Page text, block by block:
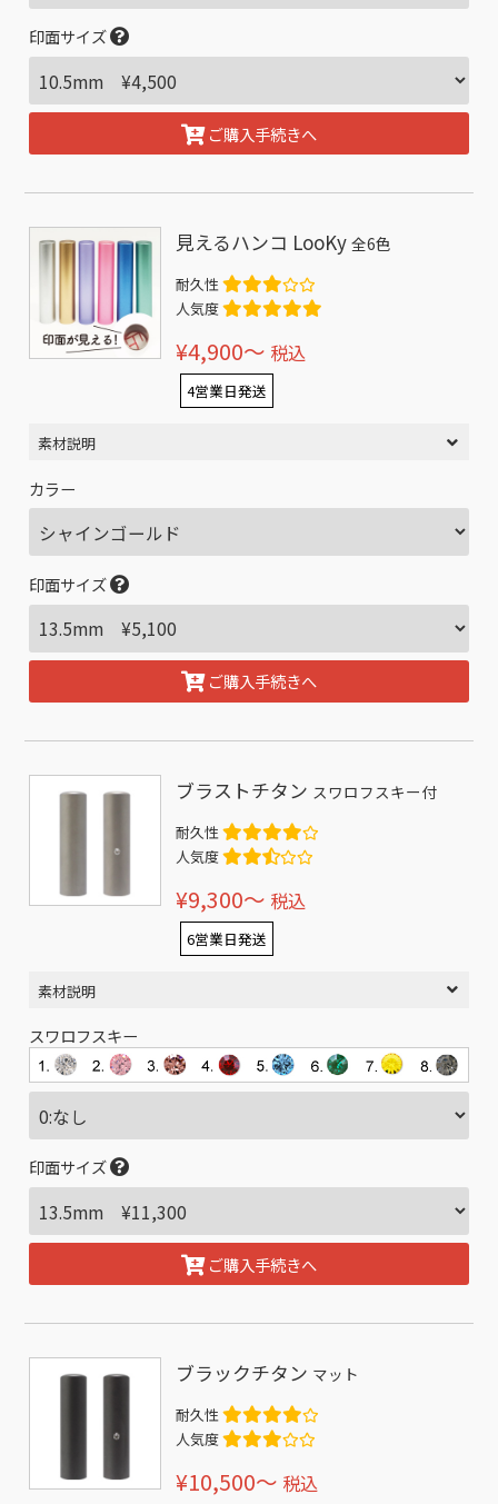
印面サイズ
ご購入手続きへ
見えるハンコ LooKy全6色
耐久性
人気度
¥4,900〜 税込
4営業日発送
素材説明
カラー
印面サイズ
ご購入手続きへ
ブラストチタン スワロフスキー付
耐久性
人気度
¥9,300〜 税込
6営業日発送
素材説明
スワロフスキー
印面サイズ
ご購入手続きへ
ブラックチタン マット
耐久性
人気度
¥10,500〜 税込